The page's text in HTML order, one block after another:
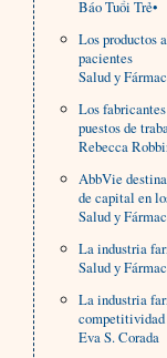
Báo Tuổi Trẻ•
Los productos
pacientes
Salud y
Los
puestos de
Rebecca
AbbVie
de capital en
Salud y
La industria
Salud y
La industria
competitividad
Eva S. Corada